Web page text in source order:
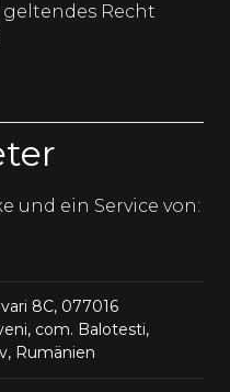
Recht
und ein Service von:
8C, 077016
com. Balotesti,
Rumänien